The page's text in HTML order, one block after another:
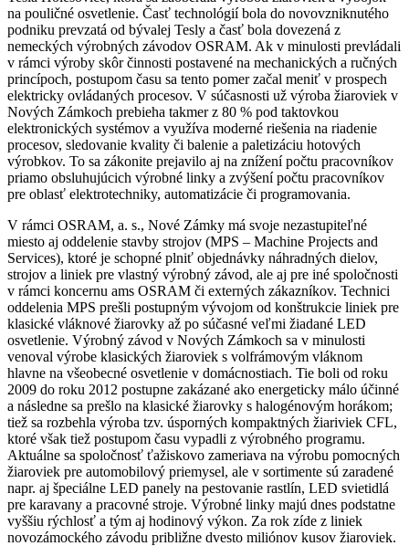
na pouličné osvetlenie. Časť technológií bola do novovzniknutého
podniku prevzatá od bývalej Tesly a časť bola dovezená z
nemeckých výrobných závodov OSRAM. Ak v minulosti prevládali
v rámci výroby skôr činnosti postavené na mechanických a ručných
princípoch, postupom času sa tento pomer začal meniť v prospech
elektricky ovládaných procesov. V súčasnosti už výroba žiaroviek v
Nových Zámkoch prebieha takmer z 80 % pod taktovkou
elektronických systémov a využíva moderné riešenia na riadenie
procesov, sledovanie kvality či balenie a paletizáciu hotových
výrobkov. To sa zákonite prejavilo aj na znížení počtu pracovníkov
priamo obsluhujúcich výrobné linky a zvýšení počtu pracovníkov
pre oblasť elektrotechniky, automatizácie či programovania.
V rámci OSRAM, a. s., Nové Zámky má svoje nezastupiteľné
miesto aj oddelenie stavby strojov (MPS – Machine Projects and
Services), ktoré je schopné plniť objednávky náhradných dielov,
strojov a liniek pre vlastný výrobný závod, ale aj pre iné spoločnosti
v rámci koncernu ams OSRAM či externých zákazníkov. Technici
oddelenia MPS prešli postupným vývojom od konštrukcie liniek pre
klasické vláknové žiarovky až po súčasné veľmi žiadané LED
osvetlenie. Výrobný závod v Nových Zámkoch sa v minulosti
venoval výrobe klasických žiaroviek s volfrámovým vláknom
hlavne na všeobecné osvetlenie v domácnostiach. Tie boli od roku
2009 do roku 2012 postupne zakázané ako energeticky málo účinné
a následne sa prešlo na klasické žiarovky s halogénovým horákom;
tiež sa rozbehla výroba tzv. úsporných kompaktných žiariviek CFL,
ktoré však tiež postupom času vypadli z výrobného programu.
Aktuálne sa spoločnosť ťažiskovo zameriava na výrobu pomocných
žiaroviek pre automobilový priemysel, ale v sortimente sú zaradené
napr. aj špeciálne LED panely na pestovanie rastlín, LED svietidlá
pre karavany a pracovné stroje. Výrobné linky majú dnes podstatne
vyššiu rýchlosť a tým aj hodinový výkon. Za rok zíde z liniek
novozámockého závodu približne dvesto miliónov kusov žiaroviek.